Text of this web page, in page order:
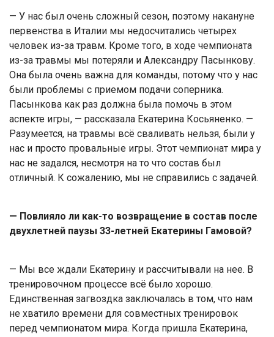
— У нас был очень сложный сезон, поэтому накануне
первенства в Италии мы недосчитались четырех
человек из-за травм. Кроме того, в ходе чемпионата
из-за травмы мы потеряли и Александру Пасынкову.
Она была очень важна для команды, потому что у нас
были проблемы с приемом подачи соперника.
Пасынкова как раз должна была помочь в этом
аспекте игры, — рассказала Екатерина Косьяненко. —
Разумеется, на травмы всё сваливать нельзя, были у
нас и просто провальные игры. Этот чемпионат мира у
нас не задался, несмотря на то что состав был
отличный. К сожалению, мы не справились с задачей.
— Повлияло ли как-то возвращение в состав после
двухлетней паузы 33-летней Екатерины Гамовой?
— Мы все ждали Екатерину и рассчитывали на нее. В
тренировочном процессе всё было хорошо.
Единственная загвоздка заключалась в том, что нам
не хватило времени для совместных тренировок
перед чемпионатом мира. Когда пришла Екатерина,